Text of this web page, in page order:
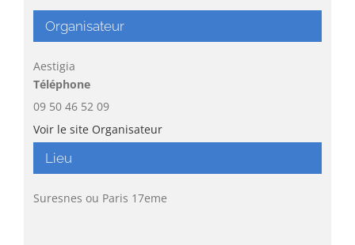
Lieu
Suresnes ou Paris 17eme
Organisateur
Aestigia
Téléphone
09 50 46 52 09
Voir le site Organisateur